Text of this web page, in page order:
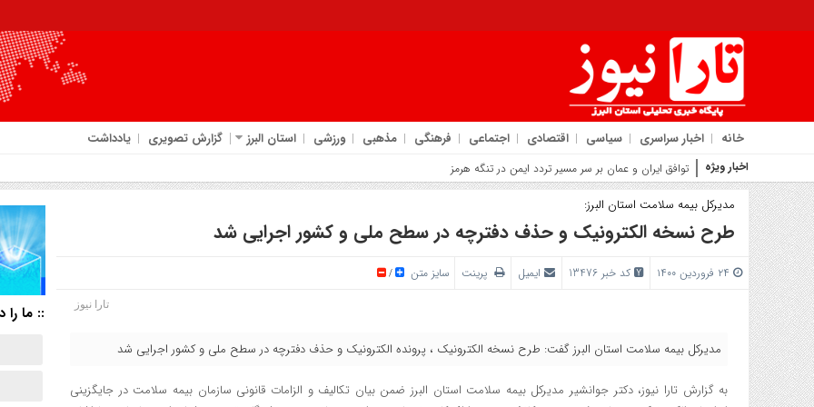
خانه اخبار سراسری سیاسی اقتصادی اجتماعی فرهنگی مذهبی ورزشی استان البرز گزارش تصویری یادداشت
اخبار ویژه روایت شهردار
مدیرکل بیمه سلامت استان البرز:
طرح نسخه الکترونیک و حذف دفترچه در سطح ملی و کشور اجرایی شد
کد خبر 13476 ایمیل پرینت سایز متن /
تارا نیوز
مدیرکل بیمه سلامت استان البرز گفت: طرح نسخه الکترونیک ، پرونده الکترونیک و حذف دفترچه در سطح ملی و کشور اجرایی شد
به گزارش تارا نیوز، دکتر جوانشیر مدیرکل بیمه سلامت استان البرز ضمن بیان تکالیف و الزامات قانونی سازمان بیمه سلامت در جایگزینی
:: ما را